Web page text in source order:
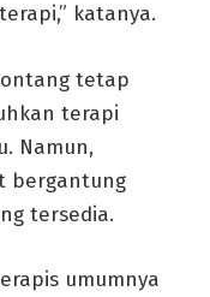
katanya.
tetap
terapi
Namun,
bergantung
tersedia.
umumnya